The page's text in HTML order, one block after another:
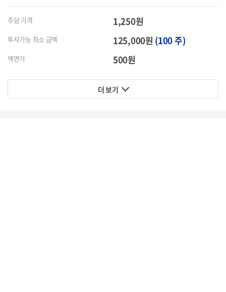
주당 가격 1,250원
투자가능 최소 금액 125,000원 (100 주)
액면가 500원
더 보기